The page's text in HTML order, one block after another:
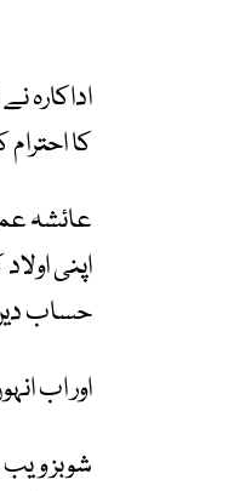
اداکارہ
کا
عائشہ
اپنی
حساب
اور اب
شوبز